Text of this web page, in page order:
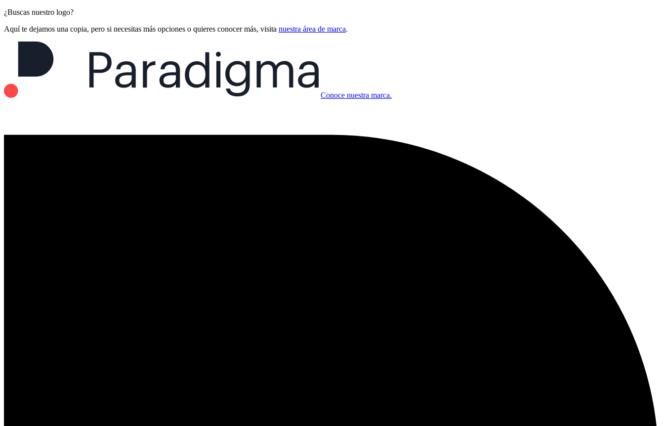
¿Buscas nuestro logo?
Aquí te dejamos una copia, pero si necesitas más opciones o quieres conocer más, visita nuestra área de marca.
Conoce nuestra marca.